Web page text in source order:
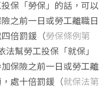
保「勞保」的話，可以
之前一日或勞工離職日
倍罰鍰（勞保條例第
法幫勞工投保「就保」
保險之前一日或勞工離
處十倍罰鍰（就保法第